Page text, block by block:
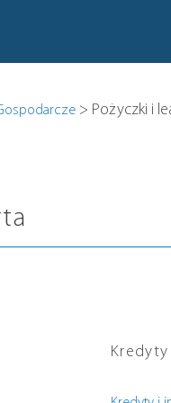
> Pożyczki i
Kredyty